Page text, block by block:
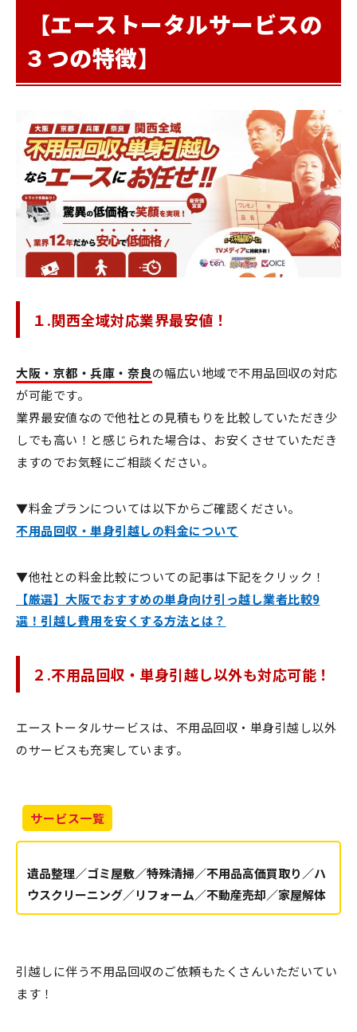
【エーストータルサービスの
３つの特徴】
１.関西全域対応業界最安値！
大阪・京都・兵庫・奈良の幅広い地域で不用品回収の対応
が可能です。
業界最安値なので他社との見積もりを比較していただき少
しでも高い！と感じられた場合は、お安くさせていただき
ますのでお気軽にご相談ください。
▼料金プランについては以下からご確認ください。
不用品回収・単身引越しの料金について
▼他社との料金比較についての記事は下記をクリック！
【厳選】大阪でおすすめの単身向け引っ越し業者比較9
選！引越し費用を安くする方法とは？
２.不用品回収・単身引越し以外も対応可能！
エーストータルサービスは、不用品回収・単身引越し以外
のサービスも充実しています。
サービス一覧
遺品整理／ゴミ屋敷／特殊清掃／不用品高価買取り／ハ
ウスクリーニング／リフォーム／不動産売却／家屋解体
引越しに伴う不用品回収のご依頼もたくさんいただいてい
ます！